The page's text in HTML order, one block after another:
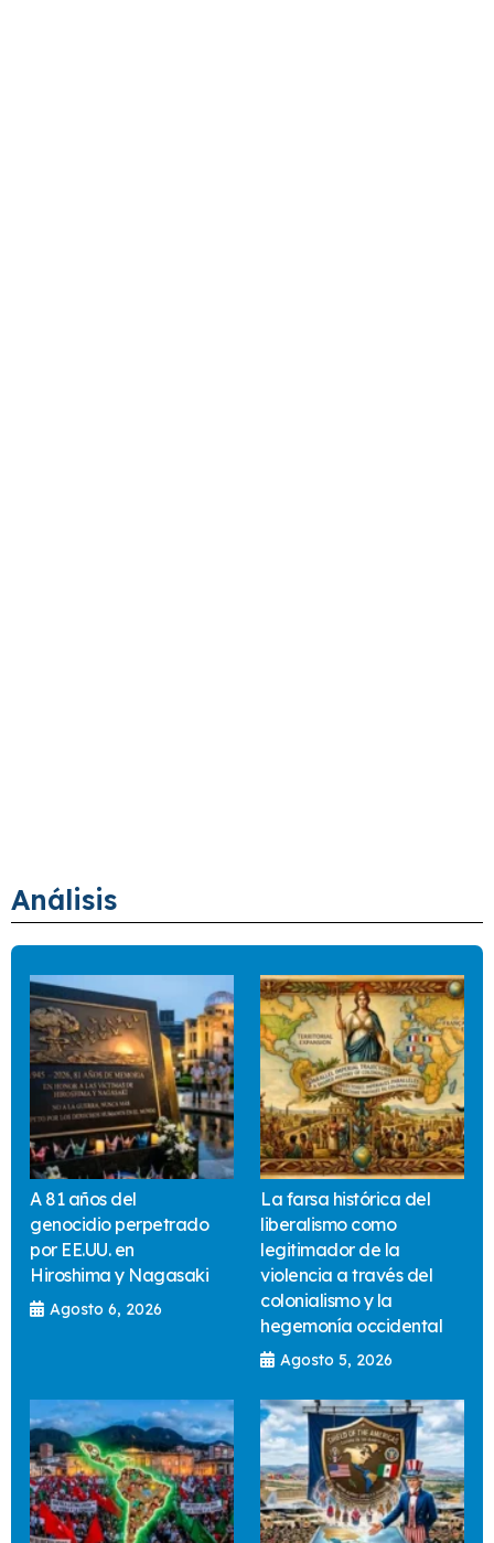
Análisis
A 81 años del
genocidio perpetrado
por EE.UU. en
Hiroshima y Nagasaki
Agosto 6, 2026
La farsa histórica del
liberalismo como
legitimador de la
violencia a través del
colonialismo y la
hegemonía occidental
Agosto 5, 2026